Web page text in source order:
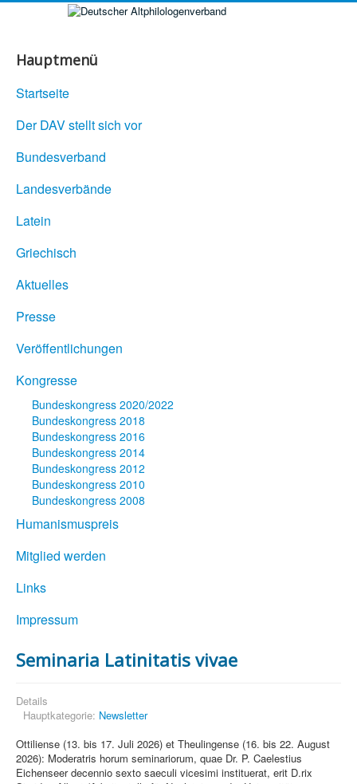
Hauptmenü
Startseite
Der DAV stellt sich vor
Bundesverband
Landesverbände
Latein
Griechisch
Aktuelles
Presse
Veröffentlichungen
Kongresse
Bundeskongress 2020/2022
Bundeskongress 2018
Bundeskongress 2016
Bundeskongress 2014
Bundeskongress 2012
Bundeskongress 2010
Bundeskongress 2008
Humanismuspreis
Mitglied werden
Links
Impressum
Seminaria Latinitatis vivae
Details
Hauptkategorie: Newsletter
Ottiliense (13. bis 17. Juli 2026) et Theulingense (16. bis 22. August
2026): Moderatris horum seminariorum, quae Dr. P. Caelestius
Eichenseer decennio sexto saeculi vicesimi instituerat, erit D.rix